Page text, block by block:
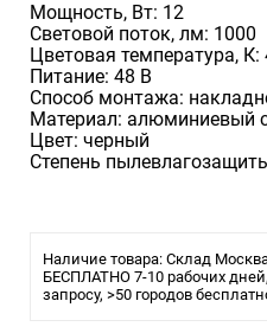
Мощность, Вт: 12
Световой поток, лм: 1000
Цветовая температура, К:
Питание: 48 В
Способ монтажа:
Материал: алюминиевый
Цвет: черный
Степень
Наличие товара: Склад
БЕСПЛАТНО 7-10 рабочих
запросу, >50 городов